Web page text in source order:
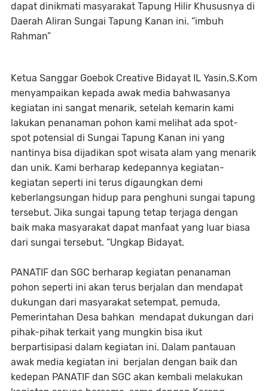
dapat dinikmati masyarakat Tapung Hilir Khususnya di
Daerah Aliran Sungai Tapung Kanan ini. “imbuh
Rahman”
Ketua Sanggar Goebok Creative Bidayat IL Yasin,S.Kom
menyampaikan kepada awak media bahwasanya
kegiatan ini sangat menarik, setelah kemarin kami
lakukan penanaman pohon kami melihat ada spot-
spot potensial di Sungai Tapung Kanan ini yang
nantinya bisa dijadikan spot wisata alam yang menarik
dan unik. Kami berharap kedepannya kegiatan-
kegiatan seperti ini terus digaungkan demi
keberlangsungan hidup para penghuni sungai tapung
tersebut. Jika sungai tapung tetap terjaga dengan
baik maka masyarakat dapat manfaat yang luar biasa
dari sungai tersebut. “Ungkap Bidayat.
PANATIF dan SGC berharap kegiatan penanaman
pohon seperti ini akan terus berjalan dan mendapat
dukungan dari masyarakat setempat, pemuda,
Pemerintahan Desa bahkan mendapat dukungan dari
pihak-pihak terkait yang mungkin bisa ikut
berpartisipasi dalam kegiatan ini. Dalam pantauan
awak media kegiatan ini berjalan dengan baik dan
kedepan PANATIF dan SGC akan kembali melakukan